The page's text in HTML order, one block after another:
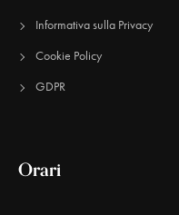
Informativa sulla Privacy
Cookie Policy
GDPR
Orari